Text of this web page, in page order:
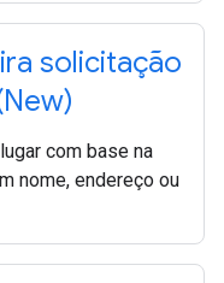
solicitação
com base na
nome, endereço ou